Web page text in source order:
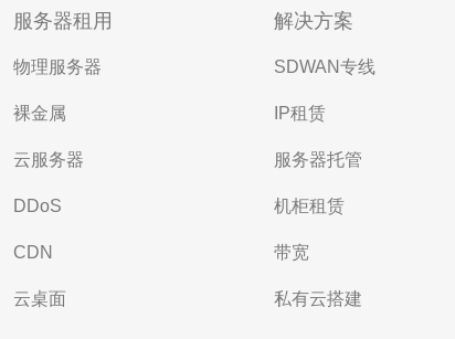
服务器租用
物理服务器
裸金属
云服务器
DDoS
CDN
云桌面
解决方案
SDWAN专线
IP租赁
服务器托管
机柜租赁
带宽
私有云搭建